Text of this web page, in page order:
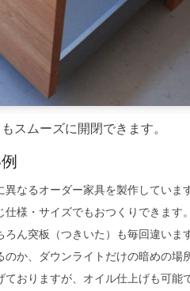
スムーズに開閉できます。
なるオーダー家具を製作していま
様・サイズでもおつくりできます
ん突板（つきいた）も毎回違いま
か、ダウンライトだけの暗めの場
おりますが、オイル仕上げも可能